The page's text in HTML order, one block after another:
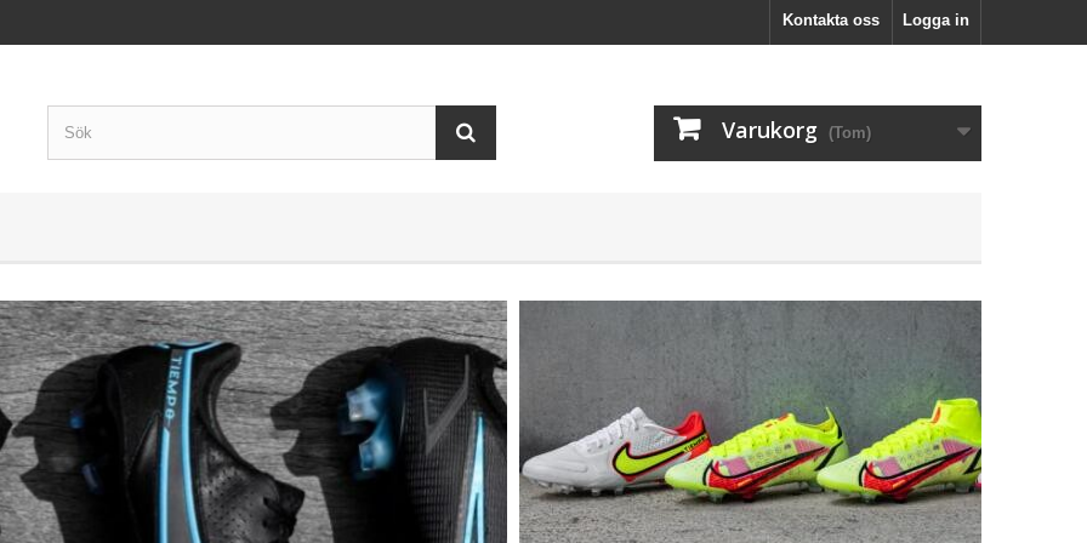
Logga in
Kontakta oss
Varukorg (Tom)